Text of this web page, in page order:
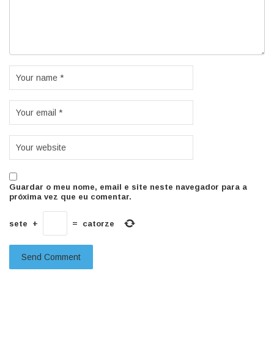
Guardar o meu nome, email e site neste navegador para a
próxima vez que eu comentar.
sete + = catorze